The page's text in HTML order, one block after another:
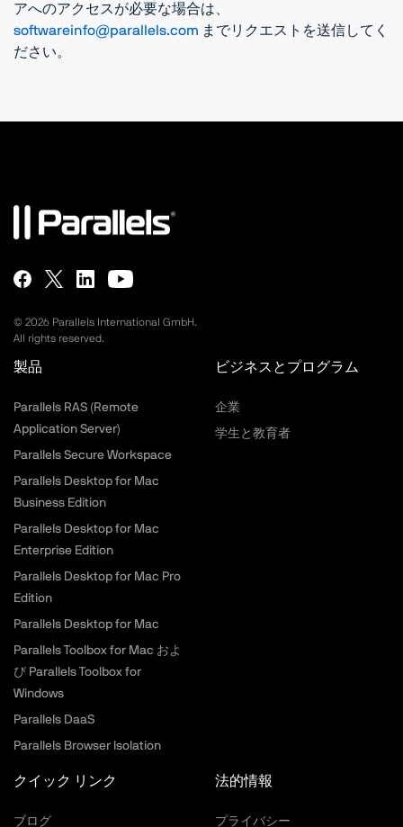
アへのアクセスが必要な場合は、
softwareinfo@parallels.com までリクエストを送信してく
ださい。
© 2026 Parallels International GmbH.
All rights reserved.
製品
Parallels RAS (Remote
Application Server)
Parallels Secure Workspace
Parallels Desktop for Mac
Business Edition
Parallels Desktop for Mac
Enterprise Edition
Parallels Desktop for Mac Pro
Edition
Parallels Desktop for Mac
Parallels Toolbox for Mac およ
び Parallels Toolbox for
Windows
Parallels DaaS
Parallels Browser Isolation
ビジネスとプログラム
企業
学生と教育者
クイック リンク
ブログ
法的情報
プライバシー